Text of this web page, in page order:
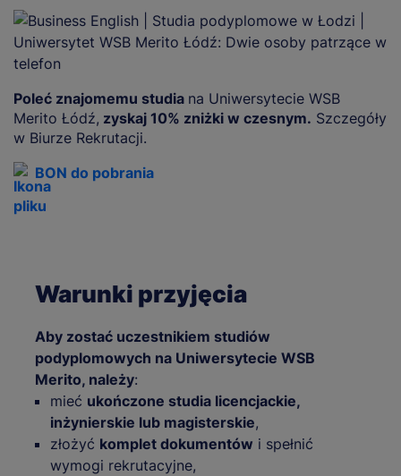
Poleć znajomemu studia na Uniwersytecie WSB
Merito Łódź, zyskaj 10% zniżki w czesnym. Szczegóły
w Biurze Rekrutacji.
BON do pobrania
Warunki przyjęcia
Aby zostać uczestnikiem studiów
podyplomowych na Uniwersytecie WSB
Merito, należy:
mieć ukończone studia licencjackie,
inżynierskie lub magisterskie,
złożyć komplet dokumentów i spełnić
wymogi rekrutacyjne,